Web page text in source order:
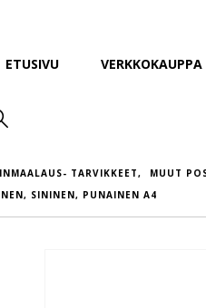
ETUSIVU VERKKOKAUPPA
TARVIKKEET,
MUUT
SININEN, PUNAINEN A4